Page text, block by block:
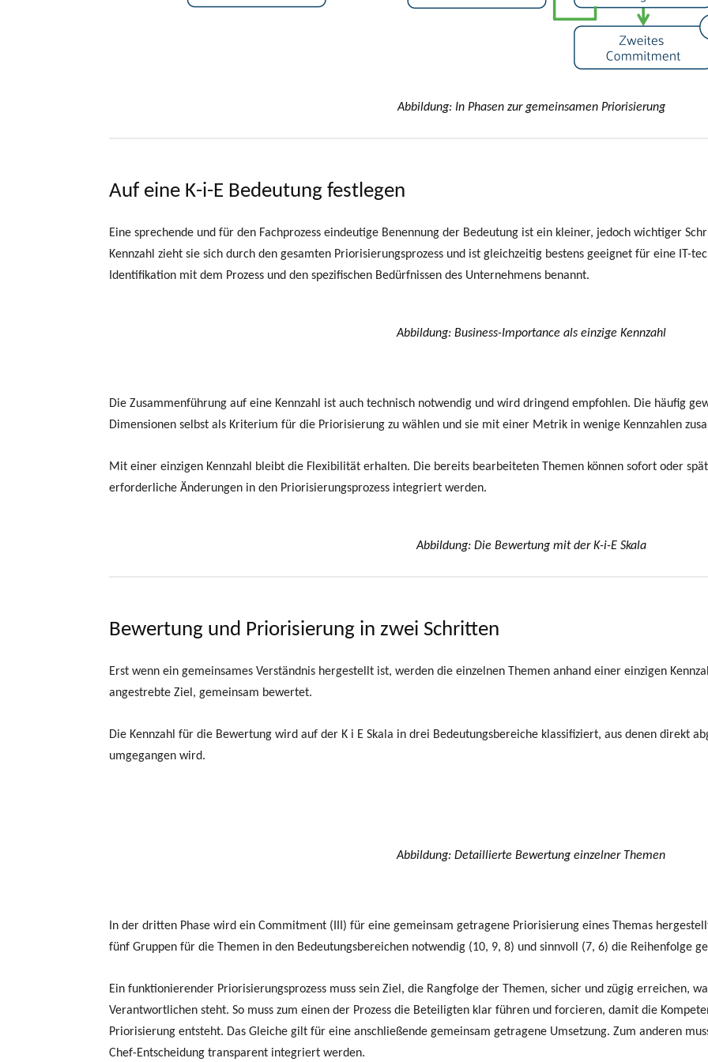
Abbildung: In Phasen zur gemeinsamen Priorisierung
Auf eine K-i-E Bedeutung festlegen
Eine sprechende und für den Fachprozess eindeutige Benennung der Bedeutung ist ein kleiner, jedoch wichtiger
Kennzahl zieht sie sich durch den gesamten Priorisierungsprozess und ist gleichzeitig bestens geeignet für eine IT-
Identifikation mit dem Prozess und den spezifischen Bedürfnissen des Unternehmens benannt.
Abbildung: Business-Importance als einzige Kennzahl
Die Zusammenführung auf eine Kennzahl ist auch technisch notwendig und wird dringend empfohlen. Die häufig
Dimensionen selbst als Kriterium für die Priorisierung zu wählen und sie mit einer Metrik in wenige Kennzahlen
Mit einer einzigen Kennzahl bleibt die Flexibilität erhalten. Die bereits bearbeiteten Themen können sofort oder
erforderliche Änderungen in den Priorisierungsprozess integriert werden.
Abbildung: Die Bewertung mit der K-i-E Skala
Bewertung und Priorisierung in zwei Schritten
Erst wenn ein gemeinsames Verständnis hergestellt ist, werden die einzelnen Themen anhand einer einzigen
angestrebte Ziel, gemeinsam bewertet.
Die Kennzahl für die Bewertung wird auf der K i E Skala in drei Bedeutungsbereiche klassifiziert, aus denen direkt
umgegangen wird.
Abbildung: Detaillierte Bewertung einzelner Themen
In der dritten Phase wird ein Commitment (III) für eine gemeinsam getragene Priorisierung eines Themas
fünf Gruppen für die Themen in den Bedeutungsbereichen notwendig (10, 9, 8) und sinnvoll (7, 6) die Reihenfolge
Ein funktionierender Priorisierungsprozess muss sein Ziel, die Rangfolge der Themen, sicher und zügig erreichen,
Verantwortlichen steht. So muss zum einen der Prozess die Beteiligten klar führen und forcieren, damit die
Priorisierung entsteht. Das Gleiche gilt für eine anschließende gemeinsam getragene Umsetzung. Zum anderen
Chef-Entscheidung transparent integriert werden.